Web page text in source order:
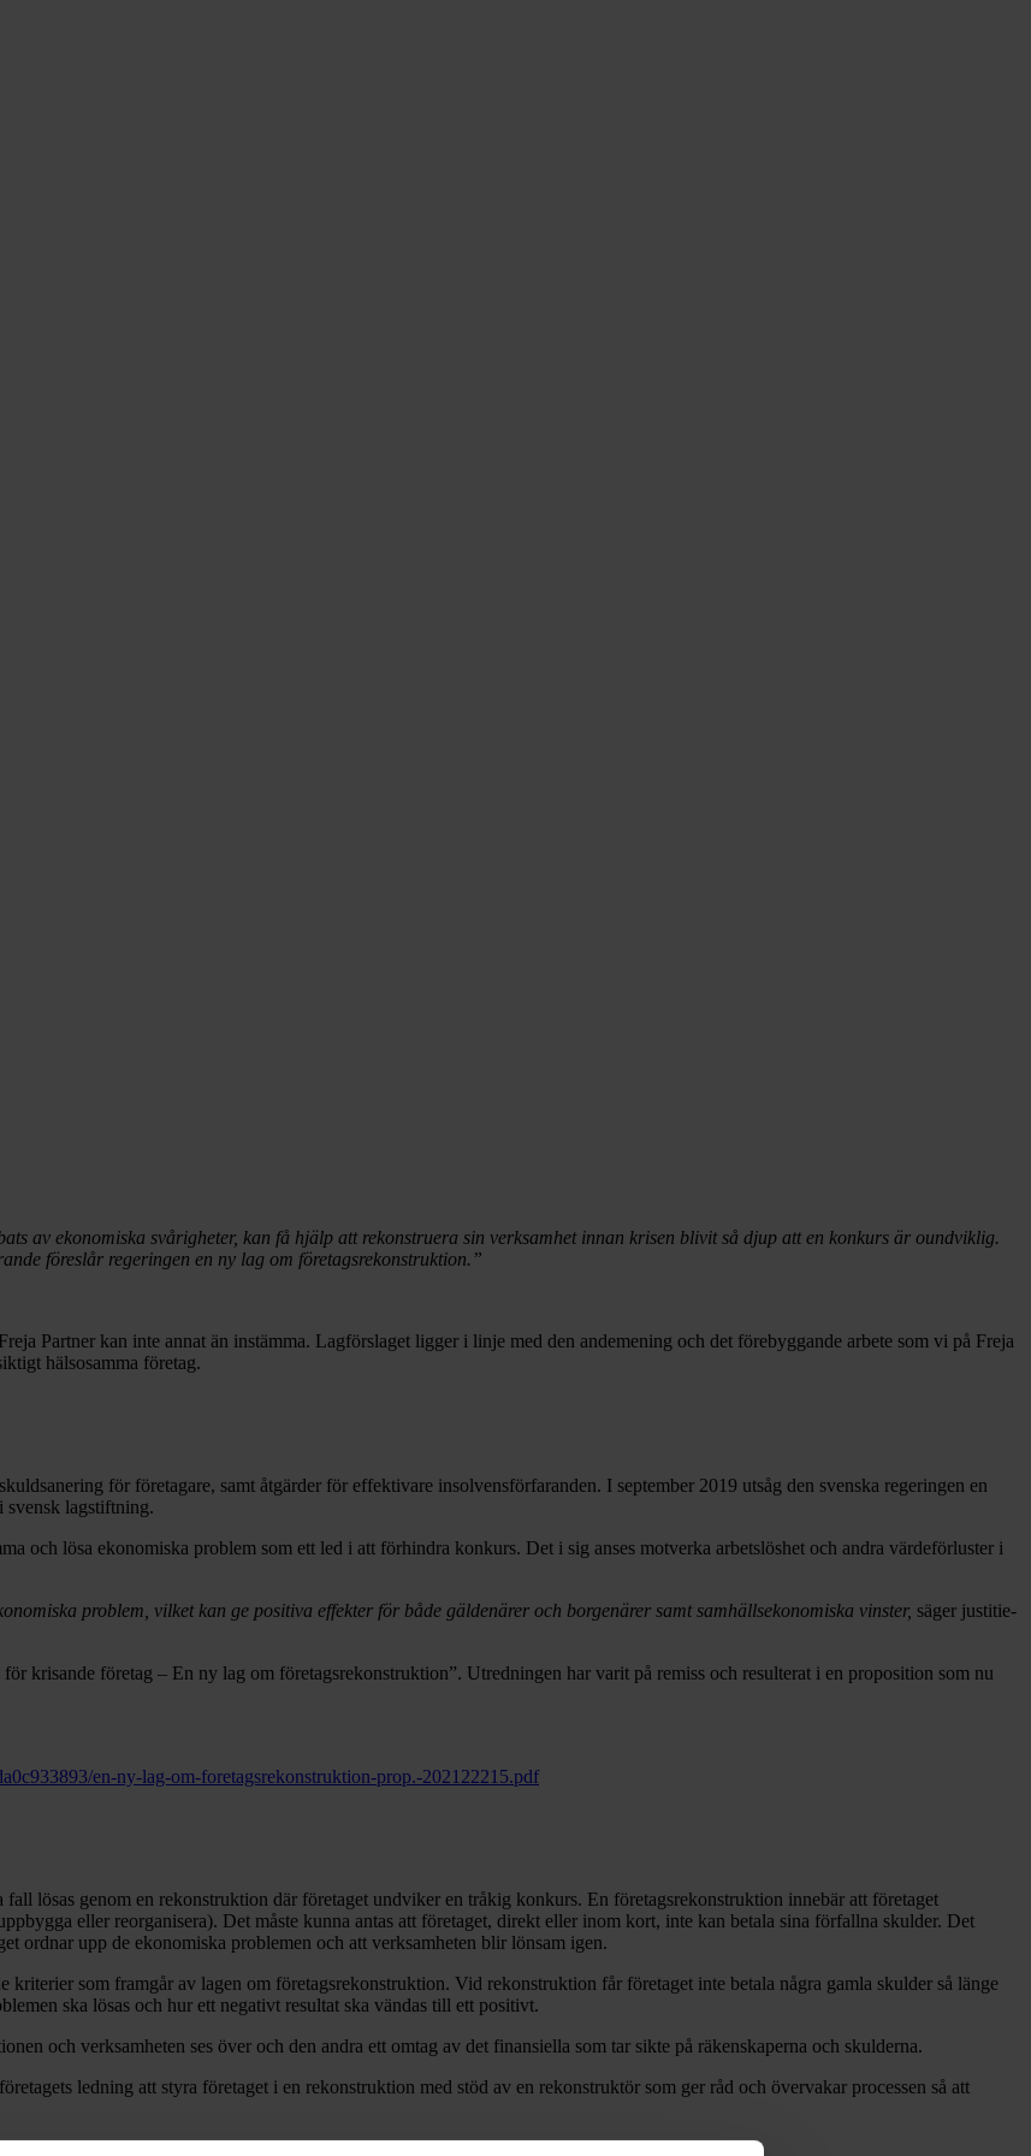
av ekonomiska svårigheter, kan få hjälp att rekonstruera sin verksamhet innan krisen blivit så djup att en konkurs är oundviklig.
föreslår regeringen en ny lag om företagsrekonstruktion.”
Partner kan inte annat än instämma. Lagförslaget ligger i linje med den andemening och det förebyggande arbete som vi på Freja
hälsosamma företag.
för företagare, samt åtgärder för effektivare insolvensförfaranden. I september 2019 utsåg den svenska regeringen en
svensk lagstiftning.
och lösa ekonomiska problem som ett led i att förhindra konkurs. Det i sig anses motverka arbetslöshet och andra värdeförluster i
problem, vilket kan ge positiva effekter för både gäldenärer och borgenärer samt samhällsekonomiska vinster, säger justitie-
krisande företag – En ny lag om företagsrekonstruktion”. Utredningen har varit på remiss och resulterat i en proposition som nu
en-ny-lag-om-foretagsrekonstruktion-prop.-202122215.pdf
lösas genom en rekonstruktion där företaget undviker en tråkig konkurs. En företagsrekonstruktion innebär att företaget
eller reorganisera). Det måste kunna antas att företaget, direkt eller inom kort, inte kan betala sina förfallna skulder. Det
ordnar upp de ekonomiska problemen och att verksamheten blir lönsam igen.
som framgår av lagen om företagsrekonstruktion. Vid rekonstruktion får företaget inte betala några gamla skulder så länge
ska lösas och hur ett negativt resultat ska vändas till ett positivt.
och verksamheten ses över och den andra ett omtag av det finansiella som tar sikte på räkenskaperna och skulderna.
ledning att styra företaget i en rekonstruktion med stöd av en rekonstruktör som ger råd och övervakar processen så att